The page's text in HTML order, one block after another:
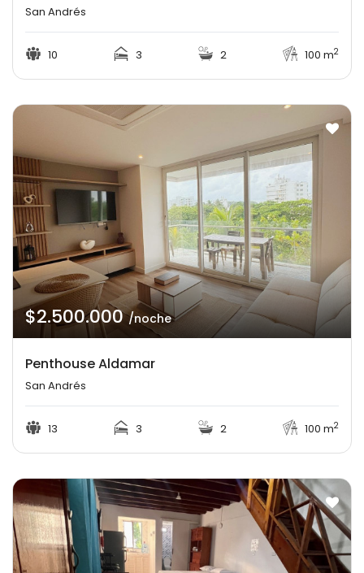
San Andrés
10 3 2 100 m2
$2.500.000/noche
Penthouse Aldamar
San Andrés
13 3 2 100 m2